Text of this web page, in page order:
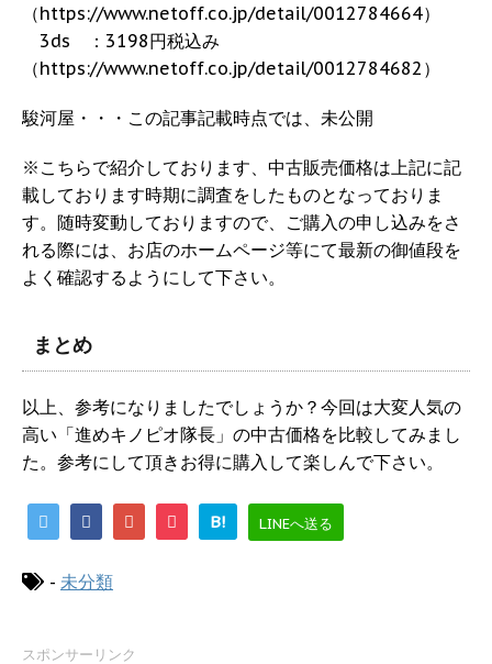
（https://www.netoff.co.jp/detail/0012784664）
3ds ：3198円税込み
（https://www.netoff.co.jp/detail/0012784682）
駿河屋・・・この記事記載時点では、未公開
※こちらで紹介しております、中古販売価格は上記に記
載しております時期に調査をしたものとなっておりま
す。随時変動しておりますので、ご購入の申し込みをさ
れる際には、お店のホームページ等にて最新の御値段を
よく確認するようにして下さい。
まとめ
以上、参考になりましたでしょうか？今回は大変人気の
高い「進めキノピオ隊長」の中古価格を比較してみまし
た。参考にして頂きお得に購入して楽しんで下さい。
B! LINEへ送る
- 未分類
スポンサーリンク